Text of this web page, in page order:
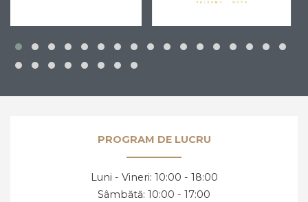
PROGRAM DE LUCRU
Luni - Vineri: 10:00 - 18:00
Sâmbătă: 10:00 - 17:00
Ai peste 18 ani?
DA, AM ÎMPLINIT 18 ANI NU, AM SUB 18 ANI